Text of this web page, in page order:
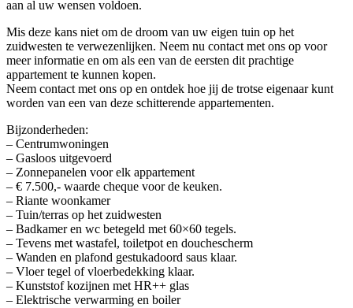
aan al uw wensen voldoen.
Mis deze kans niet om de droom van uw eigen tuin op het
zuidwesten te verwezenlijken. Neem nu contact met ons op voor
meer informatie en om als een van de eersten dit prachtige
appartement te kunnen kopen.
Neem contact met ons op en ontdek hoe jij de trotse eigenaar kunt
worden van een van deze schitterende appartementen.
Bijzonderheden:
– Centrumwoningen
– Gasloos uitgevoerd
– Zonnepanelen voor elk appartement
– € 7.500,- waarde cheque voor de keuken.
– Riante woonkamer
– Tuin/terras op het zuidwesten
– Badkamer en wc betegeld met 60×60 tegels.
– Tevens met wastafel, toiletpot en douchescherm
– Wanden en plafond gestukadoord saus klaar.
– Vloer tegel of vloerbedekking klaar.
– Kunststof kozijnen met HR++ glas
– Elektrische verwarming en boiler